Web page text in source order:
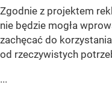
Zgodnie z projektem
nie będzie mogła
zachęcać do
od rzeczywistych
...